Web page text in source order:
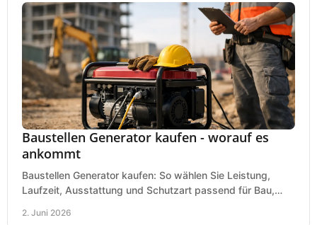
Baustellen Generator kaufen - worauf es
ankommt
Baustellen Generator kaufen: So wählen Sie Leistung,
Laufzeit, Ausstattung und Schutzart passend für Bau,
2. Juni 2026